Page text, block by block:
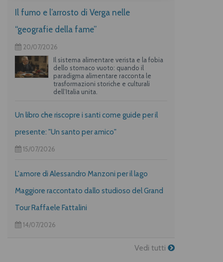
Il fumo e l’arrosto di Verga nelle
“geografie della fame”
20/07/2026
Il sistema alimentare verista e la fobia
dello stomaco vuoto: quando il
paradigma alimentare racconta le
trasformazioni storiche e culturali
dell’Italia unita.
Un libro che riscopre i santi come guide per il
presente: "Un santo per amico"
15/07/2026
L'amore di Alessandro Manzoni per il lago
Maggiore raccontato dallo studioso del Grand
Tour Raffaele Fattalini
14/07/2026
Vedi tutti